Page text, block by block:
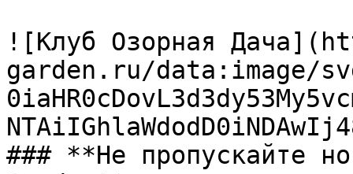
![Клуб Озорная
garden.ru/data:image/
### **Не пропускайте